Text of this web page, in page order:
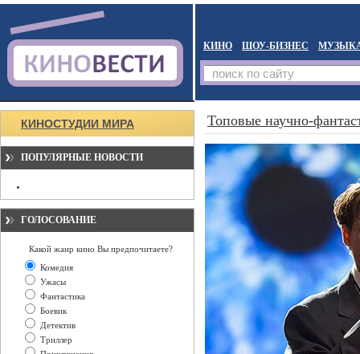
КИНО ШОУ-БИЗНЕС
КИНОСТУДИИ МИРА
ПОПУЛЯРНЫЕ НОВОСТИ
ГОЛОСОВАНИЕ
Какой жанр кино Вы предпочитаете?
Комедия
Ужасы
Фантастика
Боевик
Детектив
Триллер
Топовые научно-